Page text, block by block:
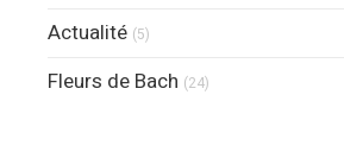
Actualité (5)
Fleurs de Bach (24)